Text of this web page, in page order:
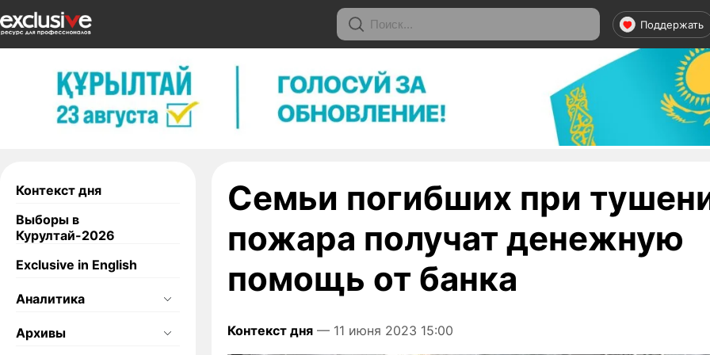
Поддержать
Контекст дня
Выборы в
Курултай-2026
Exclusive in English
Аналитика
Архивы
Семьи погибших при
пожара получат денежную
помощь от банка
Контекст дня — 11 июня 2023 15:00